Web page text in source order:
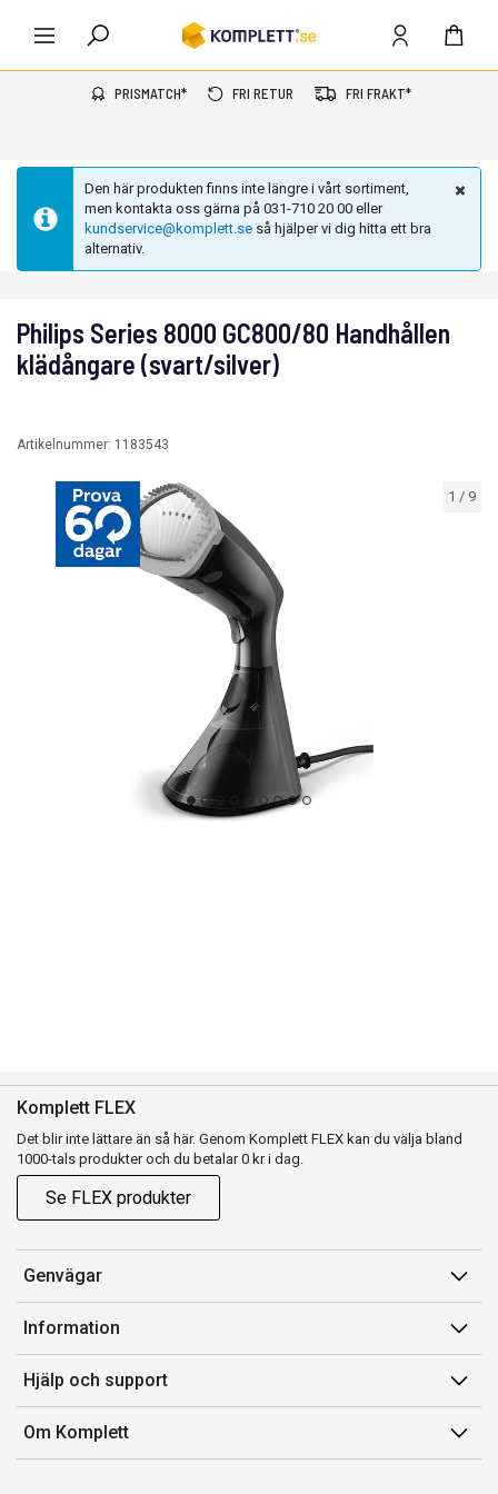
PRISMATCH* FRI RETUR FRI FRAKT*
Den här produkten finns inte längre i vårt sortiment,
men kontakta oss gärna på 031-710 20 00 eller
kundservice@komplett.se så hjälper vi dig hitta ett bra
alternativ.
1 / 9
Philips Series 8000 GC800/80 Handhållen
klädångare (svart/silver)
Artikelnummer: 1183543
Komplett FLEX
Det blir inte lättare än så här. Genom Komplett FLEX kan du välja bland
1000-tals produkter och du betalar 0 kr i dag.
Se FLEX produkter
Genvägar
Konto
Orderhistorik
Presentkort
Komplett Club
Information
Försäljningsvillkor
Medlemsvillkor for Komplett Club
Lediga tjänster
Hjälp och support
Kontakta oss
Kundservice
Om Komplett